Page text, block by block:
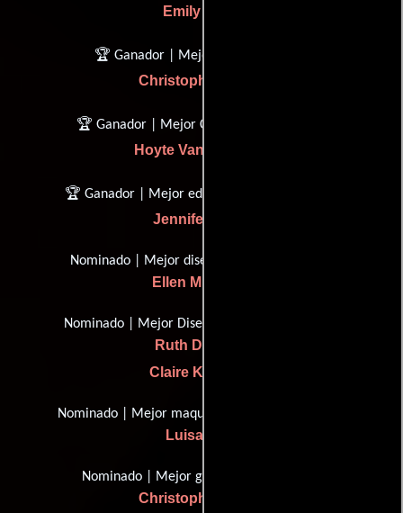
Emily Blunt
🏆 Ganador | Mejor Dirección
Christopher Nolan
🏆 Ganador | Mejor Cinematografía
Hoyte Van Hoytema
🏆 Ganador | Mejor edición de películas
Jennifer Lame
Nominado | Mejor diseño de vestuario
Ellen Mirojnick
Nominado | Mejor Diseño de Producción
Ruth De Jong
Claire Kaufman
Nominado | Mejor maquillaje y peluquería
Luisa Abel
Nominado | Mejor guión adaptado
Christopher Nolan